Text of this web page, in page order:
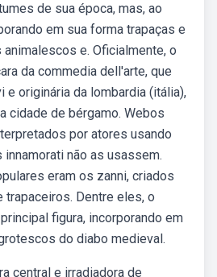
de sua época, mas, ao
em sua forma trapaças e
e. Oficialmente, o
da commedia dell'arte, que
e originária da lombardia (itália),
cidade de bérgamo. Webos
por atores usando
não as usassem.
eram os zanni, criados
Dentre eles, o
figura, incorporando em
do diabo medieval.
central e irradiadora de